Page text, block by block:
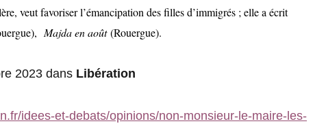
veut favoriser l’émancipation des filles d’immigrés ; elle a écrit
Majda en août (Rouergue).
2023 dans Libération
idees-et-debats/opinions/non-monsieur-le-maire-les-